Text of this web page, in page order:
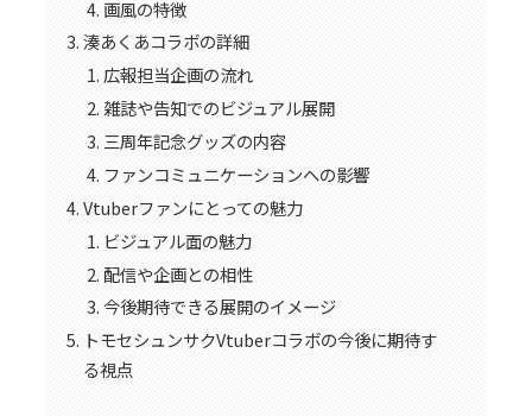
画風の特徴
湊あくあコラボの詳細
広報担当企画の流れ
雑誌や告知でのビジュアル展開
三周年記念グッズの内容
ファンコミュニケーションへの影響
Vtuberファンにとっての魅力
ビジュアル面の魅力
配信や企画との相性
今後期待できる展開のイメージ
トモセシュンサクVtuberコラボの今後に期待す
る視点